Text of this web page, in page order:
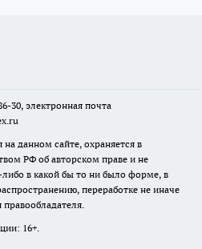
30, электронная почта
данном сайте, охраняется в
РФ об авторском праве и не
в какой бы то ни было форме, в
переработке не иначе
16+.